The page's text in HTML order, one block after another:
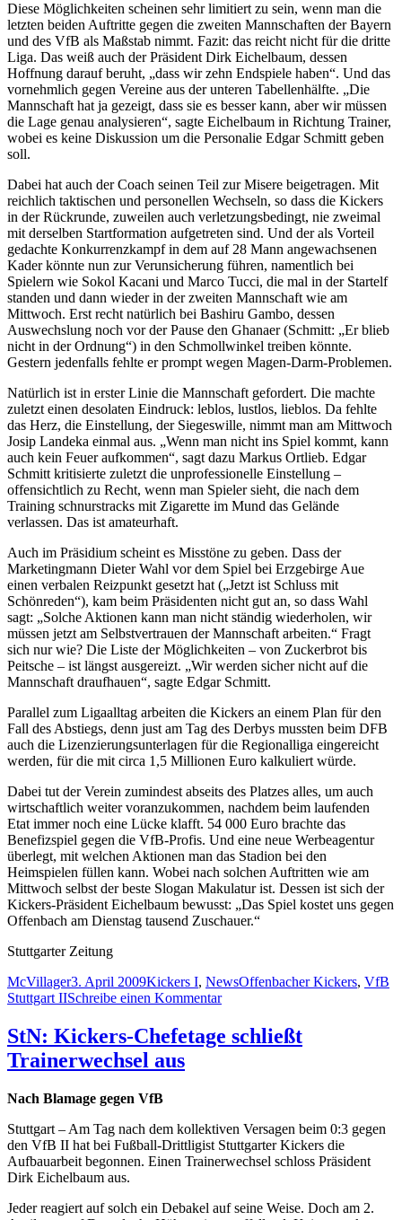
Diese Möglichkeiten scheinen sehr limitiert zu sein, wenn man die
letzten beiden Auftritte gegen die zweiten Mannschaften der Bayern
und des VfB als Maßstab nimmt. Fazit: das reicht nicht für die dritte
Liga. Das weiß auch der Präsident Dirk Eichelbaum, dessen
Hoffnung darauf beruht, „dass wir zehn Endspiele haben“. Und das
vornehmlich gegen Vereine aus der unteren Tabellenhälfte. „Die
Mannschaft hat ja gezeigt, dass sie es besser kann, aber wir müssen
die Lage genau analysieren“, sagte Eichelbaum in Richtung Trainer,
wobei es keine Diskussion um die Personalie Edgar Schmitt geben
soll.
Dabei hat auch der Coach seinen Teil zur Misere beigetragen. Mit
reichlich taktischen und personellen Wechseln, so dass die Kickers
in der Rückrunde, zuweilen auch verletzungsbedingt, nie zweimal
mit derselben Startformation aufgetreten sind. Und der als Vorteil
gedachte Konkurrenzkampf in dem auf 28 Mann angewachsenen
Kader könnte nun zur Verunsicherung führen, namentlich bei
Spielern wie Sokol Kacani und Marco Tucci, die mal in der Startelf
standen und dann wieder in der zweiten Mannschaft wie am
Mittwoch. Erst recht natürlich bei Bashiru Gambo, dessen
Auswechslung noch vor der Pause den Ghanaer (Schmitt: „Er blieb
nicht in der Ordnung“) in den Schmollwinkel treiben könnte.
Gestern jedenfalls fehlte er prompt wegen Magen-Darm-Problemen.
Natürlich ist in erster Linie die Mannschaft gefordert. Die machte
zuletzt einen desolaten Eindruck: leblos, lustlos, lieblos. Da fehlte
das Herz, die Einstellung, der Siegeswille, nimmt man am Mittwoch
Josip Landeka einmal aus. „Wenn man nicht ins Spiel kommt, kann
auch kein Feuer aufkommen“, sagt dazu Markus Ortlieb. Edgar
Schmitt kritisierte zuletzt die unprofessionelle Einstellung –
offensichtlich zu Recht, wenn man Spieler sieht, die nach dem
Training schnurstracks mit Zigarette im Mund das Gelände
verlassen. Das ist amateurhaft.
Auch im Präsidium scheint es Misstöne zu geben. Dass der
Marketingmann Dieter Wahl vor dem Spiel bei Erzgebirge Aue
einen verbalen Reizpunkt gesetzt hat („Jetzt ist Schluss mit
Schönreden“), kam beim Präsidenten nicht gut an, so dass Wahl
sagt: „Solche Aktionen kann man nicht ständig wiederholen, wir
müssen jetzt am Selbstvertrauen der Mannschaft arbeiten.“ Fragt
sich nur wie? Die Liste der Möglichkeiten – von Zuckerbrot bis
Peitsche – ist längst ausgereizt. „Wir werden sicher nicht auf die
Mannschaft draufhauen“, sagte Edgar Schmitt.
Parallel zum Ligaalltag arbeiten die Kickers an einem Plan für den
Fall des Abstiegs, denn just am Tag des Derbys mussten beim DFB
auch die Lizenzierungsunterlagen für die Regionalliga eingereicht
werden, für die mit circa 1,5 Millionen Euro kalkuliert würde.
Dabei tut der Verein zumindest abseits des Platzes alles, um auch
wirtschaftlich weiter voranzukommen, nachdem beim laufenden
Etat immer noch eine Lücke klafft. 54 000 Euro brachte das
Benefizspiel gegen die VfB-Profis. Und eine neue Werbeagentur
überlegt, mit welchen Aktionen man das Stadion bei den
Heimspielen füllen kann. Wobei nach solchen Auftritten wie am
Mittwoch selbst der beste Slogan Makulatur ist. Dessen ist sich der
Kickers-Präsident Eichelbaum bewusst: „Das Spiel kostet uns gegen
Offenbach am Dienstag tausend Zuschauer.“
Stuttgarter Zeitung
Autor
McVillagerVeröffentlicht
am
3. April 2009Kategorien
Kickers I, NewsSchlagwörter
Offenbacher Kickers, VfB
Stuttgart IISchreibe einen Kommentarzu
Tiefpunkt
statt
StN: Kickers-Chefetage schließt
Trainerwechsel aus
Nach Blamage gegen VfB
Stuttgart – Am Tag nach dem kollektiven Versagen beim 0:3 gegen
den VfB II hat bei Fußball-Drittligist Stuttgarter Kickers die
Aufbauarbeit begonnen. Einen Trainerwechsel schloss Präsident
Dirk Eichelbaum aus.
Jeder reagiert auf solch ein Debakel auf seine Weise. Doch am 2.